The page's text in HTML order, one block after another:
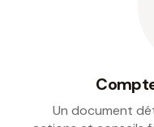
Un document